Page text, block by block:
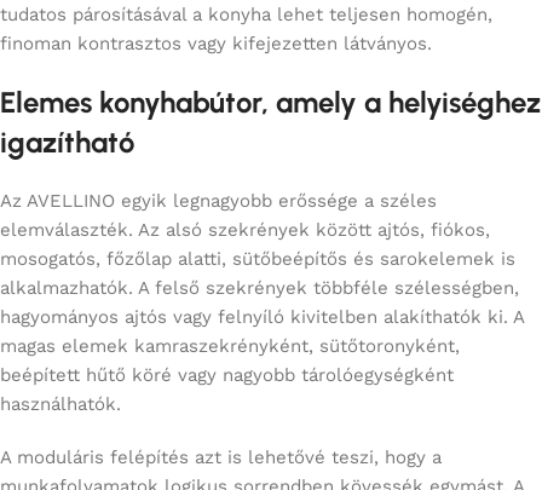
tudatos párosításával a konyha lehet teljesen homogén,
finoman kontrasztos vagy kifejezetten látványos.
Elemes konyhabútor, amely a helyiséghez
igazítható
Az AVELLINO egyik legnagyobb erőssége a széles
elemválaszték. Az alsó szekrények között ajtós, fiókos,
mosogatós, főzőlap alatti, sütőbeépítős és sarokelemek is
alkalmazhatók. A felső szekrények többféle szélességben,
hagyományos ajtós vagy felnyíló kivitelben alakíthatók ki. A
magas elemek kamraszekrényként, sütőtoronyként,
beépített hűtő köré vagy nagyobb tárolóegységként
használhatók.
A moduláris felépítés azt is lehetővé teszi, hogy a